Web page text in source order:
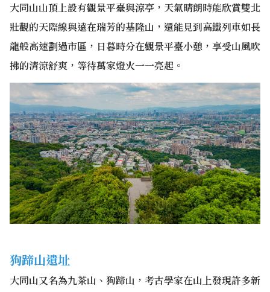
大同山山頂上設有觀景平臺與涼亭，天氣晴朗時能欣賞雙北
壯觀的天際線與遠在瑞芳的基隆山，還能見到高鐵列車如長
龍般高速劃過市區，日暮時分在觀景平臺小憩，享受山風吹
拂的清涼舒爽，等待萬家燈火一一亮起。
狗蹄山遺址
大同山又名為九茶山、狗蹄山，考古學家在山上發現許多新